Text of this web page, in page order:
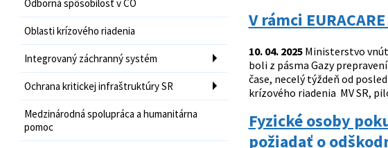
Odborná spôsobilosť v CO
Oblasti krízového riadenia
Integrovaný záchranný systém
Ochrana kritickej infraštruktúry SR
Medzinárodná spolupráca a humanitárna
pomoc
V rámci
10. 04. 2025Ministerstvo
boli z pásma Gazy
čase, necelý týždeň od
krízového riadenia MV SR,
Fyzické osoby
požiadať o